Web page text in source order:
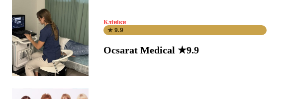
Клініки
★ 9.9
Ocsarat Medical ★9.9